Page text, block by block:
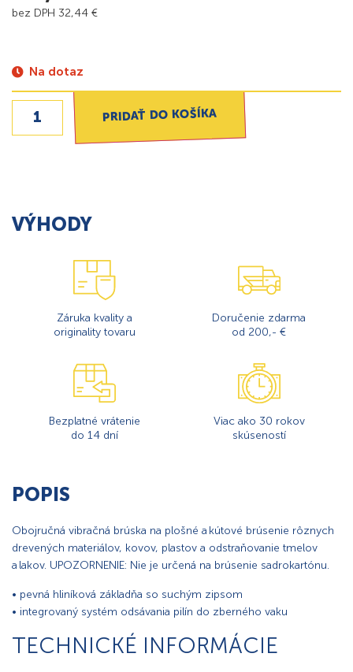
bez DPH 32,44 €
Na dotaz
PRIDAŤ DO KOŠÍKA
VÝHODY
Záruka kvality a
originality tovaru
Doručenie zdarma
od 200,- €
Bezplatné vrátenie
do 14 dní
Viac ako 30 rokov
skúseností
POPIS
Obojručná vibračná brúska na plošné a kútové brúsenie rôznych
drevených materiálov, kovov, plastov a odstraňovanie tmelov
a lakov. UPOZORNENIE: Nie je určená na brúsenie sadrokartónu.
• pevná hliníková základňa so suchým zipsom
• integrovaný systém odsávania pilín do zberného vaku
TECHNICKÉ INFORMÁCIE